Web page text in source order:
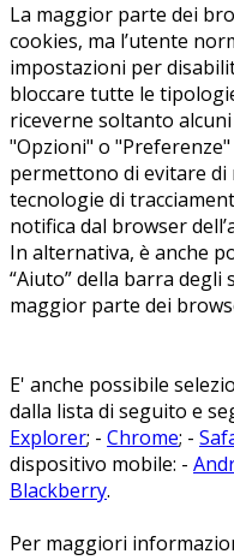
La maggior parte dei
cookies, ma l’utente
impostazioni per
bloccare tutte le
riceverne soltanto
"Opzioni" o
permettono di evitare di
tecnologie di
notifica dal browser
In alternativa, è anche
“Aiuto” della barra
maggior parte dei
E' anche possibile
dalla lista di seguito e
Explorer; - Chrome; -
dispositivo mobile: -
Blackberry.
Per maggiori